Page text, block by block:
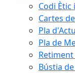
Codi Ètic
Cartes
Pla
Pla de
Bústia